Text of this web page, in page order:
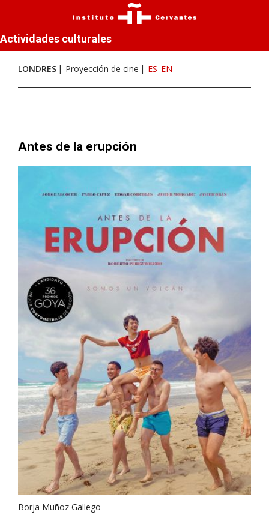
Actividades culturales
LONDRES Proyección de cine ES EN
Antes de la erupción
Borja Muñoz Gallego